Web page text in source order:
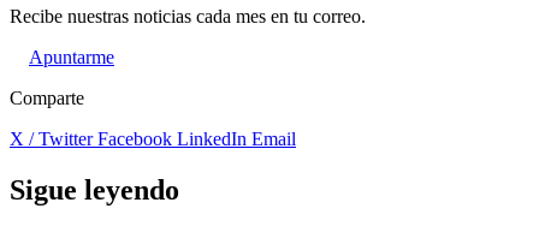
Recibe nuestras noticias cada mes en tu correo.
Apuntarme
Comparte
X / TwitterFacebook LinkedIn Email
Sigue leyendo